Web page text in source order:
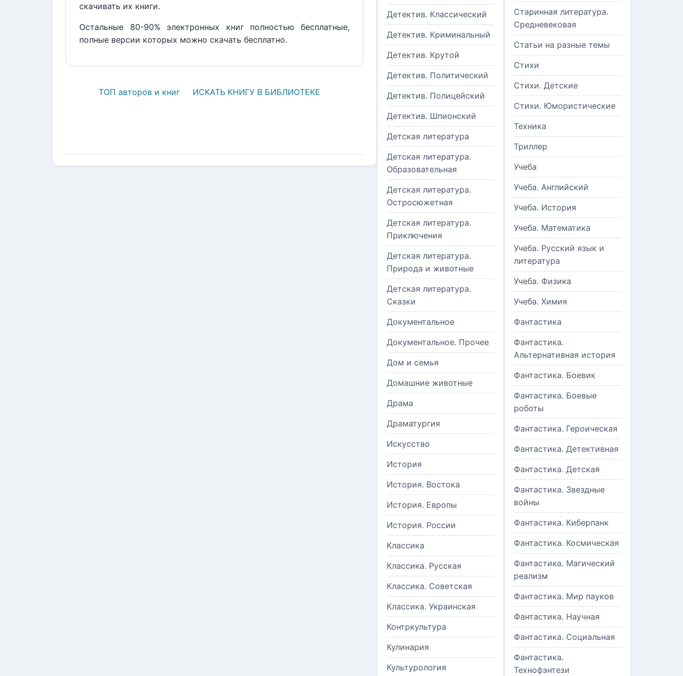
скачивать их книги.
Остальные 80-90% электронных книг полностью бесплатные,
полные версии которых можно скачать бесплатно.
ТОП авторов и книг ИСКАТЬ КНИГУ В БИБЛИОТЕКЕ
Детектив. Классический
Детектив. Криминальный
Детектив. Крутой
Детектив. Политический
Детектив. Полицейский
Детектив. Шпионский
Детская литература
Детская литература.
Образовательная
Детская литература.
Остросюжетная
Детская литература.
Приключения
Детская литература.
Природа и животные
Детская литература.
Сказки
Документальное
Документальное. Прочее
Дом и семья
Домашние животные
Драма
Драматургия
Искусство
История
История. Востока
История. Европы
История. России
Классика
Классика. Русская
Классика. Советская
Классика. Украинская
Контркультура
Кулинария
Культурология
Старинная литература.
Средневековая
Статьи на разные темы
Стихи
Стихи. Детские
Стихи. Юмористические
Техника
Триллер
Учеба
Учеба. Английский
Учеба. История
Учеба. Математика
Учеба. Русский язык и
литература
Учеба. Физика
Учеба. Химия
Фантастика
Фантастика.
Альтернативная история
Фантастика. Боевик
Фантастика. Боевые
роботы
Фантастика. Героическая
Фантастика. Детективная
Фантастика. Детская
Фантастика. Звездные
войны
Фантастика. Киберпанк
Фантастика. Космическая
Фантастика. Магический
реализм
Фантастика. Мир пауков
Фантастика. Научная
Фантастика. Социальная
Фантастика.
Технофэнтези